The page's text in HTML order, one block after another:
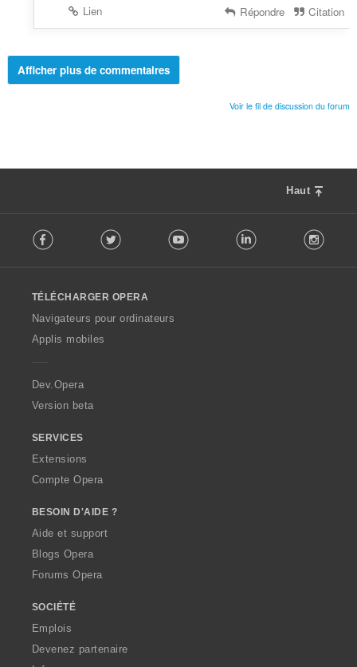
Lien
Répondre Citation
Afficher plus de commentaires
Voir le fil de discussion du forum
Haut
o
w
O
p
a
Facebook Twitter Youtube LinkedIn
TÉLÉCHARGER OPERA
Navigateurs pour ordinateurs
Applis mobiles
Dev.Opera
Version beta
SERVICES
Extensions
Compte Opera
BESOIN D'AIDE ?
Aide et support
Blogs Opera
Forums Opera
SOCIÉTÉ
Emplois
Devenez partenaire